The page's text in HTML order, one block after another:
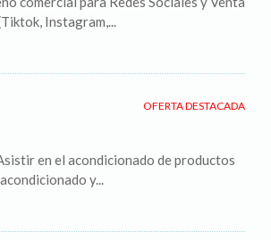
Instagram,...
OFERTA DESTACADA
en el acondicionado de productos
y...